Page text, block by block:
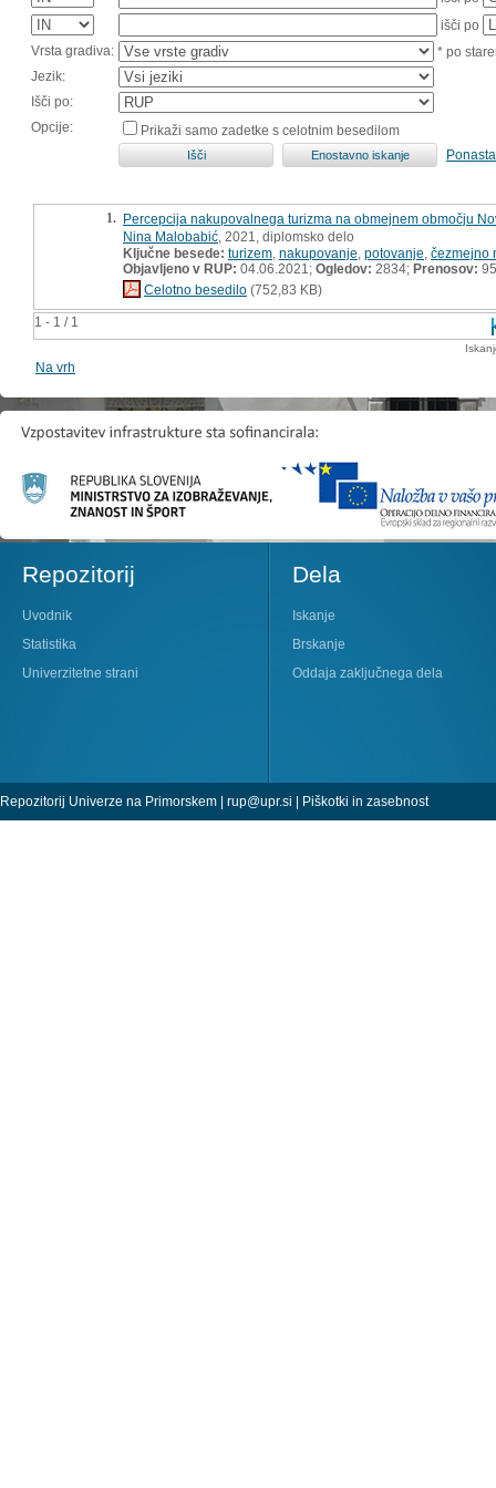
išči po
Vrsta gradiva:
* po
Jezik:
Išči po:
Opcije:
Prikaži samo zadetke s celotnim besedilom
1 - 1 / 1
1. Percepcija nakupovalnega turizma na obmejnem območju
Nina Malobabić , 2021, diplomsko delo
Ključne besede: turizem nakupovanje potovanje čezmejno
Objavljeno v RUP: 04.06.2021; Ogledov: 2834; Prenosov: 95
Celotno besedilo (752,83 KB)
Na vrh
Repozitorij
Uvodnik
Statistika
Univerzitetne strani
Dela
Iskanje
Brskanje
Oddaja zaključnega dela
Repozitorij Univerze na Primorskem | rup@upr.si | Piškotki in zasebnost